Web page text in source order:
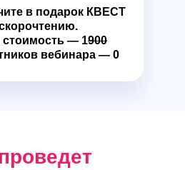
в подарок КВЕСТ
— 1900
вебинара — 0